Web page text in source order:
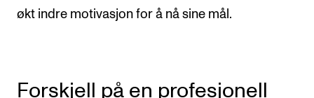
økt indre motivasjon for å nå sine mål.
Forskjell på en profesjonell